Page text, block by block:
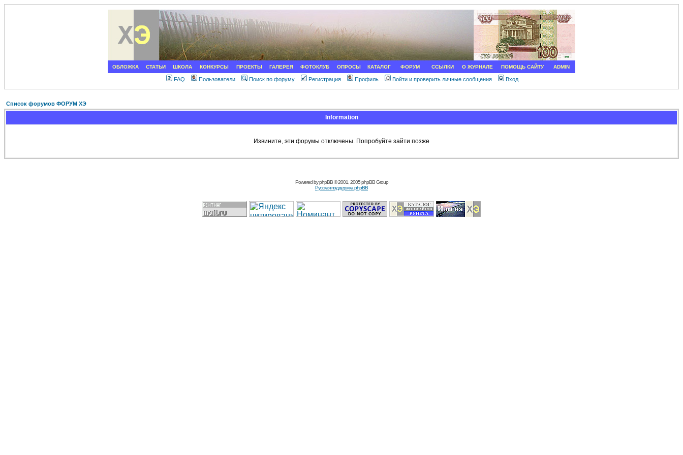
ОБЛОЖКА СТАТЬИ ШКОЛА КОНКУРСЫ ПРОЕКТЫ ГАЛЕРЕЯ ФОТОКЛУБ ОПРОСЫ КАТАЛОГ ФОРУМ ССЫЛКИ О ЖУРНАЛЕ ПОМОЩЬ САЙТУ ADMIN
FAQ Пользователи Поиск по форуму Регистрация Профиль Войти и проверить личные сообщения Вход
Список форумов ФОРУМ ХЭ
Information
Извините, эти форумы отключены. Попробуйте зайти позже
Powered byphpBB© 2001, 2005 phpBB Group
Русская поддержка phpBB